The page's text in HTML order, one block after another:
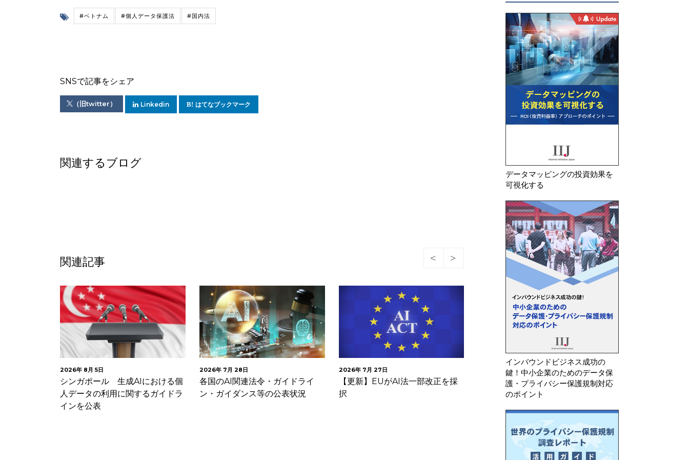
#ベトナム #個人データ保護法 #国内法
SNSで記事をシェア
（旧twitter） Linkedin はてなブックマーク
関連するブログ
関連記事
2026年 8月 5日
シンガポール 生成AIにおける個
人データの利用に関するガイドラ
インを公表
2026年 7月 28日
各国のAI関連法令・ガイドライ
ン・ガイダンス等の公表状況
2026年 7月 27日
【更新】EUがAI法一部改正を採
韓国 安全管理措置の不備及び不
要な個人情報を廃棄していなかっ
2026年 8月 6日
中国 「情報セキュリテ
データマッピングの投資効果を
可視化する
インバウンドビジネス成功の
鍵！中小企業のためのデータ保
護・プライバシー保護規制対応
のポイント